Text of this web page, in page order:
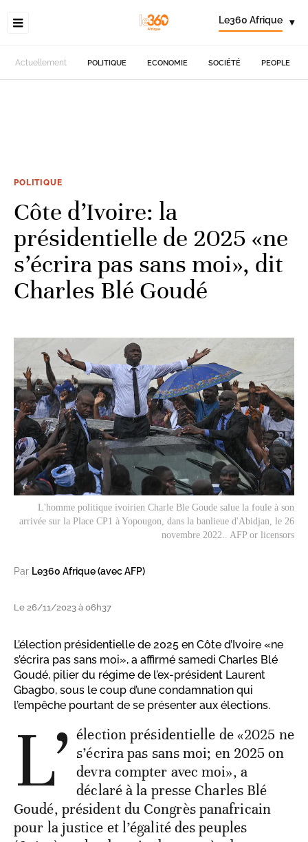
Le360 Afrique ▾
Actuellement POLITIQUE ECONOMIE SOCIÉTÉ PEOPLE
POLITIQUE
Côte d’Ivoire: la
présidentielle de 2025 «ne
s’écrira pas sans moi», dit
Charles Blé Goudé
L'homme politique ivoirien Charle Ble Goude salue la foule à son
arrivée sur la Place CP1 à Yopougon, dans la banlieue d'Abidjan, le 26
novembre 2022.. AFP or licensors
Par Le360 Afrique (avec AFP)
Le 26/11/2023 à 06h37
L’élection présidentielle de 2025 en Côte d’Ivoire «ne
s’écrira pas sans moi», a affirmé samedi Charles Blé
Goudé, pilier du régime de l’ex-président Laurent
Gbagbo, sous le coup d’une condamnation qui
l’empêche pourtant de se présenter aux élections.
L’ élection présidentielle de «2025 ne
s’écrira pas sans moi; en 2025 on
devra compter avec moi», a
déclaré à la presse Charles Blé
Goudé, président du Congrès panafricain
pour la justice et l’égalité des peuples